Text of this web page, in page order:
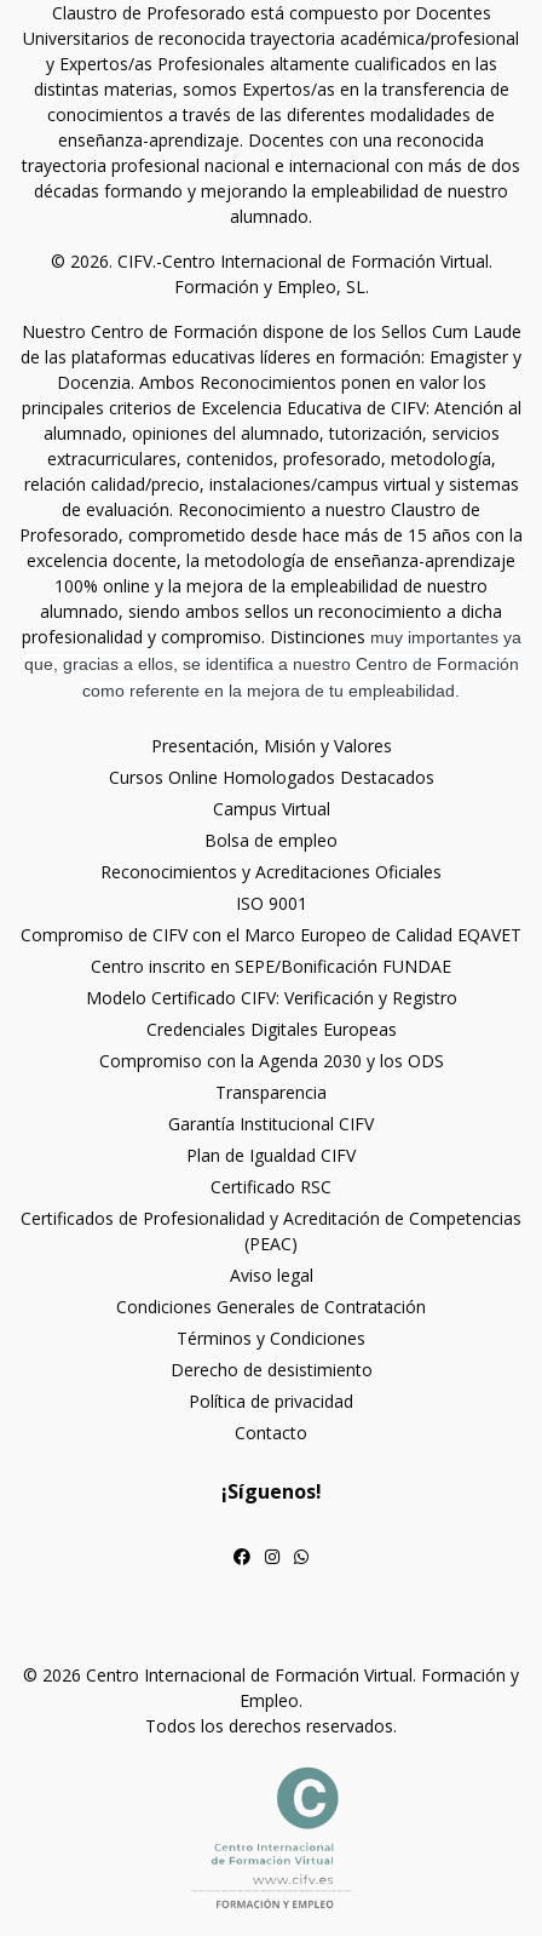
Claustro de Profesorado está compuesto por Docentes
Universitarios de reconocida trayectoria académica/profesional
y Expertos/as Profesionales altamente cualificados en las
distintas materias, somos Expertos/as en la transferencia de
conocimientos a través de las diferentes modalidades de
enseñanza-aprendizaje. Docentes con una reconocida
trayectoria profesional nacional e internacional con más de dos
décadas formando y mejorando la empleabilidad de nuestro
alumnado.
© 2026. CIFV.-Centro Internacional de Formación Virtual.
Formación y Empleo, SL.
Nuestro Centro de Formación dispone de los Sellos Cum Laude
de las plataformas educativas líderes en formación: Emagister y
Docenzia. Ambos Reconocimientos ponen en valor los
principales criterios de Excelencia Educativa de CIFV: Atención al
alumnado, opiniones del alumnado, tutorización, servicios
extracurriculares, contenidos, profesorado, metodología,
relación calidad/precio, instalaciones/campus virtual y sistemas
de evaluación. Reconocimiento a nuestro Claustro de
Profesorado, comprometido desde hace más de 15 años con la
excelencia docente, la metodología de enseñanza-aprendizaje
100% online y la mejora de la empleabilidad de nuestro
alumnado, siendo ambos sellos un reconocimiento a dicha
profesionalidad y compromiso. Distinciones muy importantes ya
que, gracias a ellos, se identifica a nuestro Centro de Formación
como referente en la mejora de tu empleabilidad.
Presentación, Misión y Valores
Cursos Online Homologados Destacados
Campus Virtual
Bolsa de empleo
Reconocimientos y Acreditaciones Oficiales
ISO 9001
Compromiso de CIFV con el Marco Europeo de Calidad EQAVET
Centro inscrito en SEPE/Bonificación FUNDAE
Modelo Certificado CIFV: Verificación y Registro
Credenciales Digitales Europeas
Compromiso con la Agenda 2030 y los ODS
Transparencia
Garantía Institucional CIFV
Plan de Igualdad CIFV
Certificado RSC
Certificados de Profesionalidad y Acreditación de Competencias
(PEAC)
Aviso legal
Condiciones Generales de Contratación
Términos y Condiciones
Derecho de desistimiento
Política de privacidad
Contacto
¡Síguenos!
© 2026 Centro Internacional de Formación Virtual. Formación y
Empleo.
Todos los derechos reservados.